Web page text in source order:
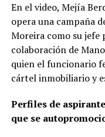
En el video, Mejía
opera una campaña
Moreira como su
colaboración de
quien el funcionario
cártel inmobiliario y
Perfiles de
que se